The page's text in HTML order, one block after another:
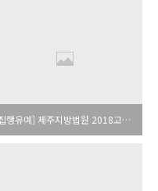
[집행유예] 제주지방법원 2018고단2XX 마약류관리에관한법률위반(향정) [부산형사전문변호사][형사사건]